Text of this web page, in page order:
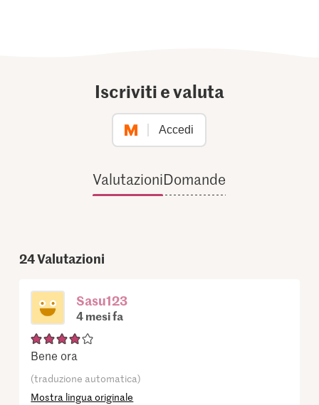
Iscriviti e valuta
Accedi
ValutazioniDomande
24Valutazioni
Sasu123
4 mesi fa
Bene ora
(traduzione automatica)
Mostra lingua originale